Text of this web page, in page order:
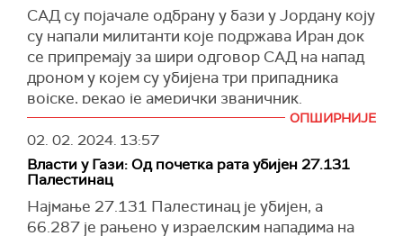
САД су појачале одбрану у бази у Јордану коју
су напали милитанти које подржава Иран док
се припремају за шири одговор САД на напад
дроном у којем су убијена три припадника
војске, рекао је амерички званичник.
Док су претходни одговори САД били
ограниченији, смрт тројице припадника војске
прешли су границу, каже званичник. Базу је
погодио дрон иранске производње испаљен
из Ирака, каже званичник.
ОПШИРНИЈЕ
02. 02. 2024. 13:57
Власти у Гази: Од почетка рата убијен 27.131
Палестинац
Најмање 27.131 Палестинац је убијен, а
66.287 је рањено у израелским нападима на